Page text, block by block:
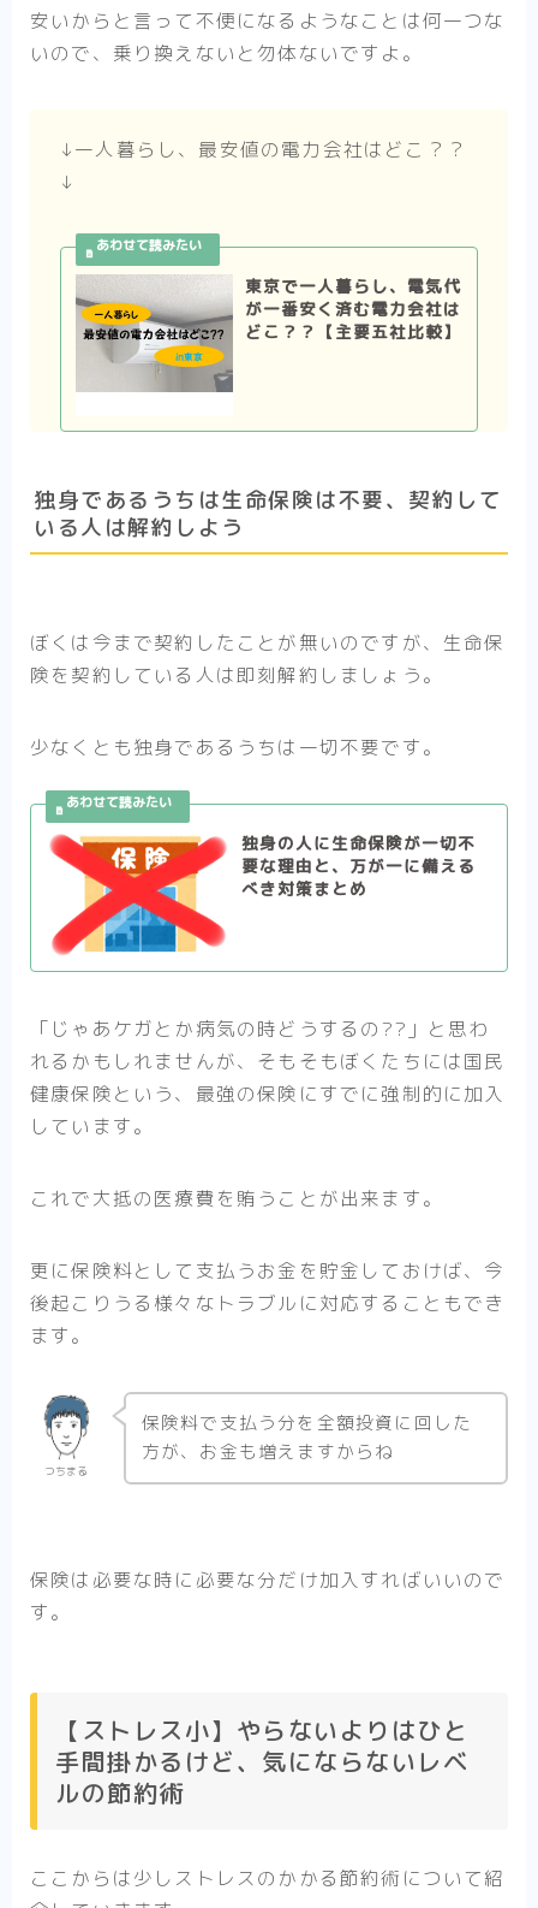
安いからと言って不便になるようなことは何一つな
いので、乗り換えないと勿体ないですよ。
↓一人暮らし、最安値の電力会社はどこ？？
↓
東京で一人暮らし、電気代
が一番安く済む電力会社は
どこ？？【主要五社比較】
独身であるうちは生命保険は不要、契約して
いる人は解約しよう
ぼくは今まで契約したことが無いのですが、生命保
険を契約している人は即刻解約しましょう。
少なくとも独身であるうちは一切不要です。
独身の人に生命保険が一切不
要な理由と、万が一に備える
べき対策まとめ
「じゃあケガとか病気の時どうするの??」と思わ
れるかもしれませんが、そもそもぼくたちには国民
健康保険という、最強の保険にすでに強制的に加入
しています。
これで大抵の医療費を賄うことが出来ます。
更に保険料として支払うお金を貯金しておけば、今
後起こりうる様々なトラブルに対応することもでき
ます。
つちまる
保険料で支払う分を全額投資に回した
方が、お金も増えますからね
保険は必要な時に必要な分だけ加入すればいいので
す。
【ストレス小】やらないよりはひと
手間掛かるけど、気にならないレベ
ルの節約術
ここからは少しストレスのかかる節約術について紹